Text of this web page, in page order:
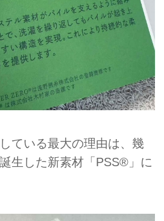
ている最大の理由は、幾
生した新素材「PSS®」に